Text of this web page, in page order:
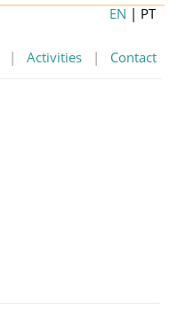
| Activities | Contact
EN | PT